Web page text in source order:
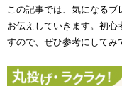
この記事では、気になる
お伝えしていきます。初心
すので、ぜひ参考にしてみ